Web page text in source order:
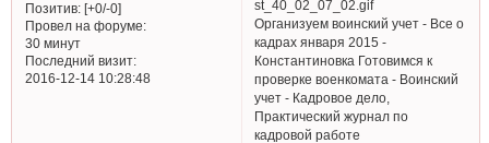
Позитив: [+0/-0]
Провел на форуме:
30 минут
Последний визит:
2016-12-14 10:28:48
Организуем воинский учет - Все о
кадрах января 2015 -
Константиновка Готовимся к
проверке военкомата - Воинский
учет - Кадровое дело,
Практический журнал по
кадровой работе